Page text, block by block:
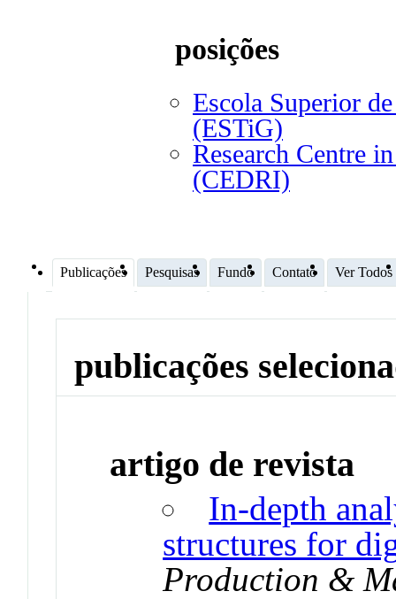
posições
Escola Superior
(ESTiG)
Research Centre
(CEDRI)
Publicações Pesquisas Fundo Contato Ver Todos
publicações
artigo de revista
In-depth
structures for
Production &